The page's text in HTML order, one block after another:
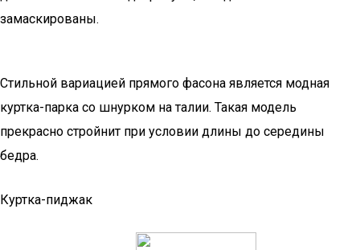
замаскированы.
Стильной вариацией прямого фасона является модная
куртка-парка со шнурком на талии. Такая модель
прекрасно стройнит при условии длины до середины
бедра.
Куртка-пиджак